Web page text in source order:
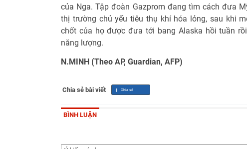
của Nga. Tập đoàn Gazprom đang tìm cách đưa
thị trường chủ yếu tiêu thụ khí hóa lỏng, sau khi
chốt của họ được đưa tới bang Alaska hồi tuần
năng lượng.
N.MINH (Theo AP, Guardian, AFP)
Chia sẻ bài viết
BÌNH LUẬN